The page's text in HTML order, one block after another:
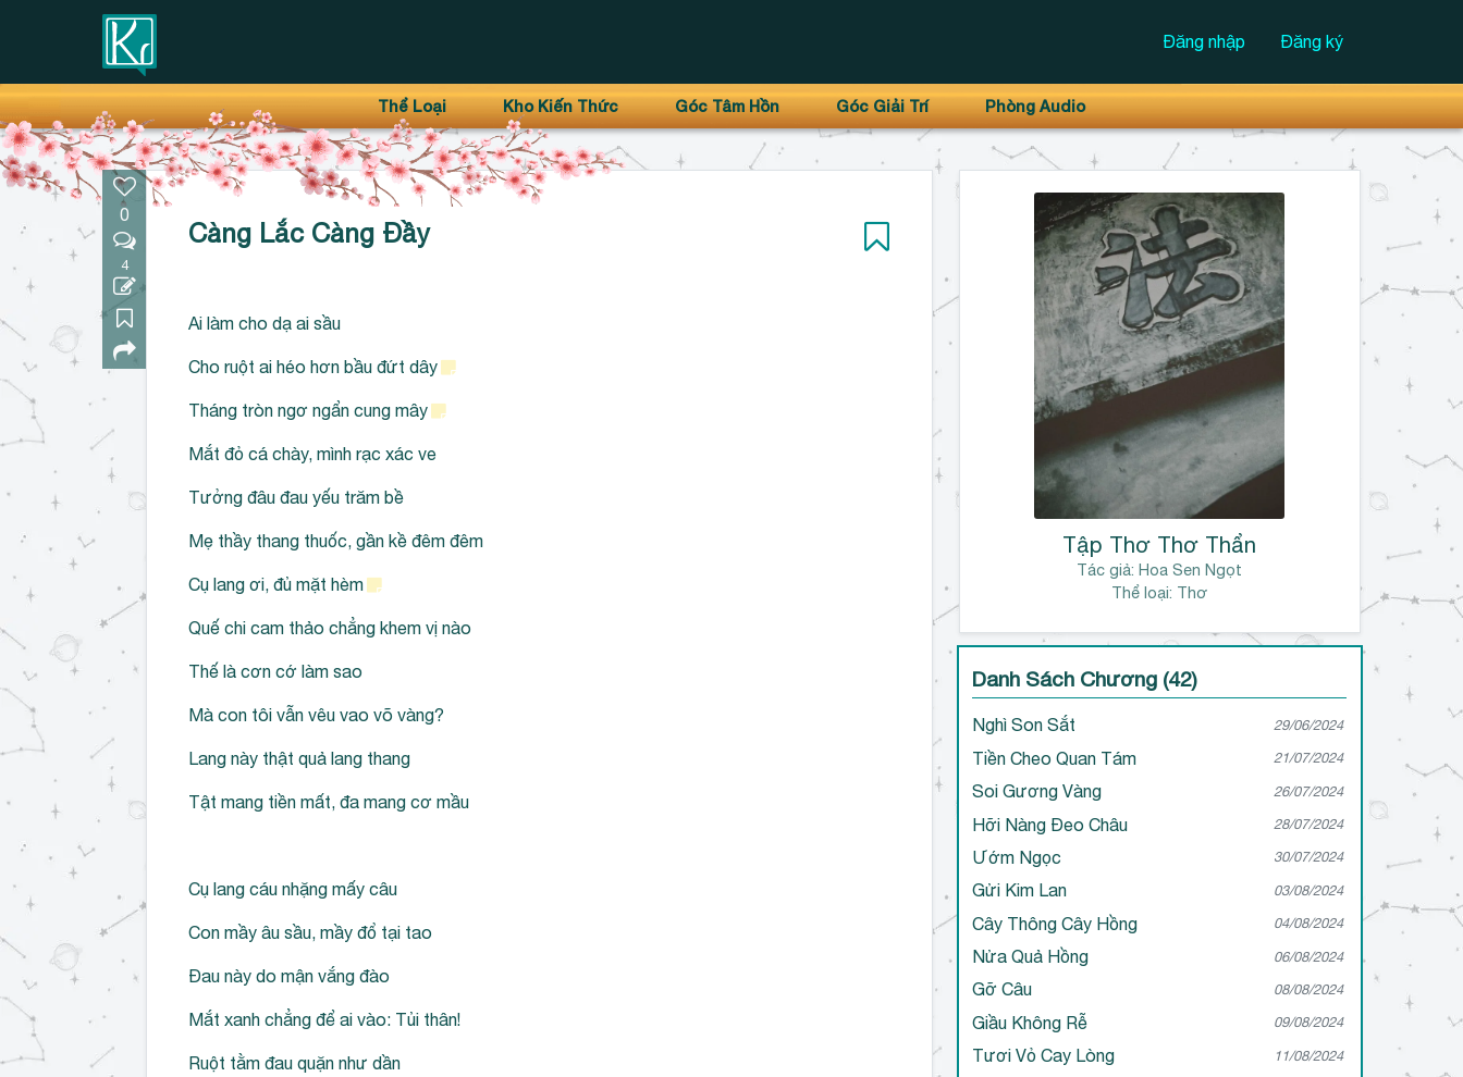
qua
Thanh điều hướng trên
Đăng nhập Đăng ký
Thể Loại Kho Kiến Thức Góc Tâm Hồn Góc Giải Trí Phòng Audio
0
4
Càng Lắc Càng Đầy
Ai làm cho dạ ai sầu
Cho ruột ai héo hơn bầu đứt dây
Tháng tròn ngơ ngẩn cung mây
Mắt đỏ cá chày, mình rạc xác ve
Tưởng đâu đau yếu trăm bề
Mẹ thầy thang thuốc, gần kề đêm đêm
Cụ lang ơi, đủ mặt hèm
Quế chi cam thảo chẳng khem vị nào
Thế là cơn cớ làm sao
Mà con tôi vẫn vêu vao võ vàng?
Lang này thật quả lang thang
Tật mang tiền mất, đa mang cơ mầu
Cụ lang cáu nhặng mấy câu
Con mầy âu sầu, mầy đổ tại tao
Đau này do mận vắng đào
Mắt xanh chẳng để ai vào: Tủi thân!
Ruột tằm đau quặn như dần
Tập Thơ Thơ Thẩn
Tác giả:Hoa Sen Ngọt
Thể loại: Thơ
Danh Sách Chương (42)
Nghì Son Sắt 29/06/2024
Tiền Cheo Quan Tám 21/07/2024
Soi Gương Vàng 26/07/2024
Hỡi Nàng Đeo Châu 28/07/2024
Ướm Ngọc 30/07/2024
Gửi Kim Lan 03/08/2024
Cây Thông Cây Hồng 04/08/2024
Nửa Quả Hồng 06/08/2024
Gỡ Câu 08/08/2024
Giầu Không Rễ 09/08/2024
Tươi Vỏ Cay Lòng 11/08/2024